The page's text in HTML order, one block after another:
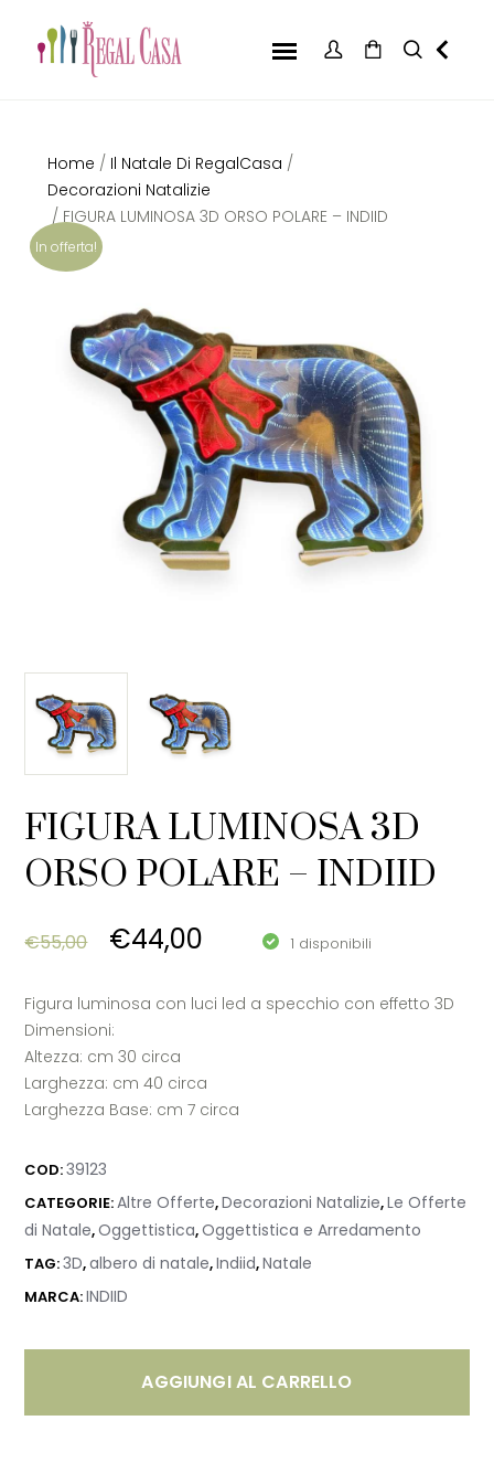
In offerta!
Home / Il Natale Di RegalCasa /
Decorazioni Natalizie
/ FIGURA LUMINOSA 3D ORSO POLARE – INDIID
FIGURA LUMINOSA 3D
ORSO POLARE – INDIID
€55,00 Original price was: €55,00.
€44,00 Current price is:
1 disponibili
Figura luminosa con luci led a specchio con effetto 3D
Dimensioni:
Altezza: cm 30 circa
Larghezza: cm 40 circa
Larghezza Base: cm 7 circa
COD:39123
CATEGORIE:Altre Offerte,Decorazioni Natalizie,Le Offerte
di Natale,Oggettistica,Oggettistica e Arredamento
TAG:3D,albero di natale,Indiid,Natale
MARCA:INDIID
AGGIUNGI AL CARRELLO